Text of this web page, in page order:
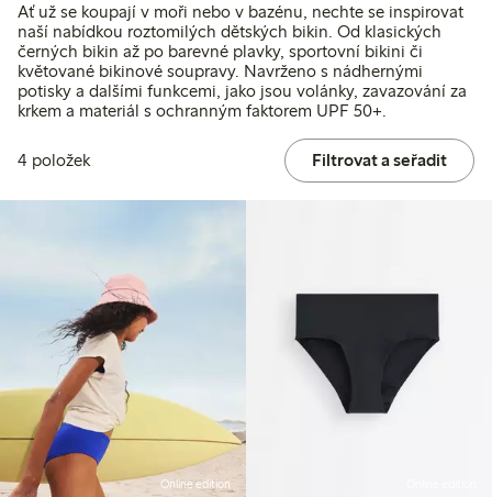
Ať už se koupají v moři nebo v bazénu, nechte se inspirovat
naší nabídkou roztomilých dětských bikin. Od klasických
černých bikin až po barevné plavky, sportovní bikini či
květované bikinové soupravy. Navrženo s nádhernými
potisky a dalšími funkcemi, jako jsou volánky, zavazování za
krkem a materiál s ochranným faktorem UPF 50+.
4 položek Filtrovat a seřadit
Online edition